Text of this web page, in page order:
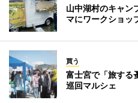
山中湖村のキャ
マにワークショッ
買う
富士宮で「旅す
巡回マルシェ